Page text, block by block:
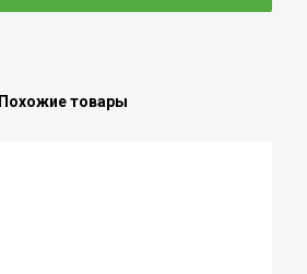
Похожие товары